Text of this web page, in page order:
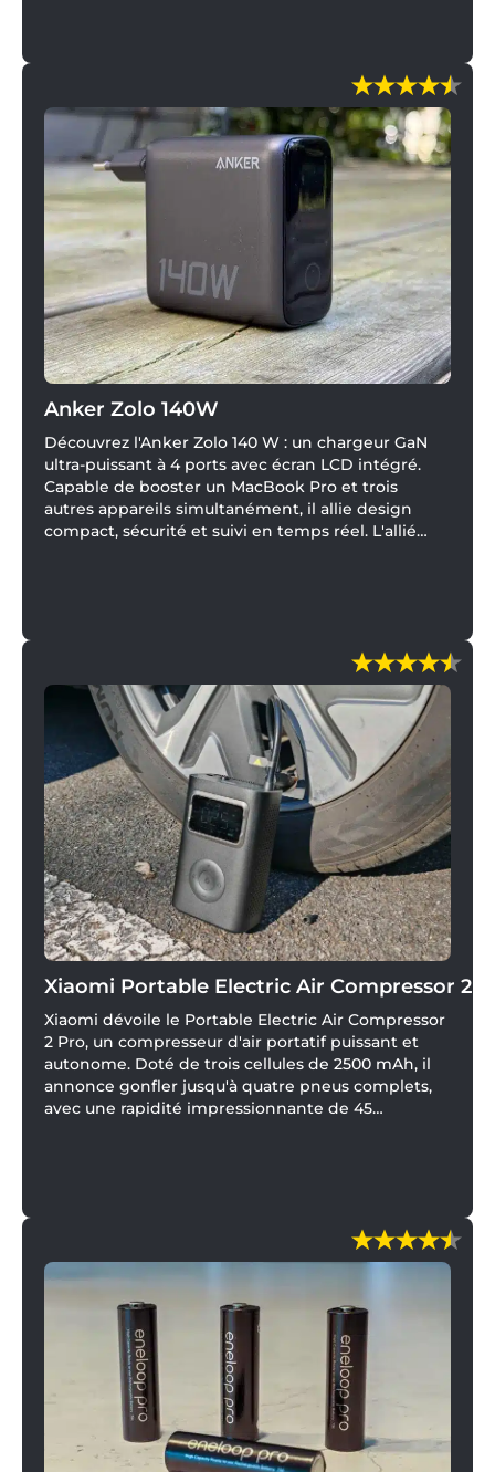
Anker Zolo 140W
Découvrez l'Anker Zolo 140 W : un chargeur GaN
ultra-puissant à 4 ports avec écran LCD intégré.
Capable de booster un MacBook Pro et trois
autres appareils simultanément, il allie design
compact, sécurité et suivi en temps réel. L'allié
Xiaomi Portable Electric Air Compressor 2
Xiaomi dévoile le Portable Electric Air Compressor
2 Pro, un compresseur d'air portatif puissant et
autonome. Doté de trois cellules de 2500 mAh, il
annonce gonfler jusqu'à quatre pneus complets,
avec une rapidité impressionnante de 45